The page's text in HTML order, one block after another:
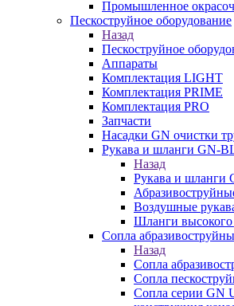
Промышленное
Пескоструйное оборудование
Назад
Пескоструйное
Аппараты
Комплектация LIGHT
Комплектация PRIME
Комплектация PRO
Запчасти
Насадки GN очистки
Рукава и шланги GN-
Назад
Рукава и шланги
Воздушные
Шланги высокого
Сопла
Назад
Сопла
Сопла
Сопла серии GN